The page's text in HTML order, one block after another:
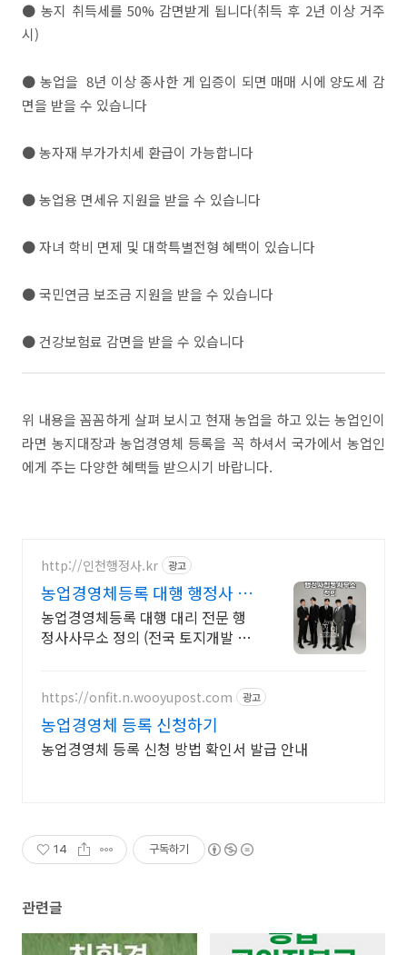
● 농지 취득세를 50% 감면받게 됩니다(취득 후 2년 이상 거주
시)
● 농업을 8년 이상 종사한 게 입증이 되면 매매 시에 양도세 감
면을 받을 수 있습니다
● 농자재 부가가치세 환급이 가능합니다
● 농업용 면세유 지원을 받을 수 있습니다
● 자녀 학비 면제 및 대학특별전형 혜택이 있습니다
● 국민연금 보조금 지원을 받을 수 있습니다
● 건강보험료 감면을 받을 수 있습니다
위 내용을 꼼꼼하게 살펴 보시고 현재 농업을 하고 있는 농업인이
라면 농지대장과 농업경영체 등록을 꼭 하셔서 국가에서 농업인
에게 주는 다양한 혜택들 받으시기 바랍니다.
http://인천행정사.kr 광고
농업경영체등록 대행 행정사 국
가시험출신, 이사출신
농업경영체등록 대행 대리 전문 행
정사사무소 정의 (전국 토지개발 전
개발)
https://onfit.n.wooyupost.com 광고
농업경영체 등록 신청하기
농업경영체 등록 신청 방법 확인서 발급 안내
14 구독하기
관련글